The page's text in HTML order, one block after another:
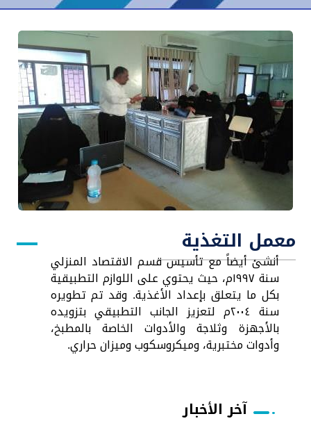
معمل التغذية
أنشئ أيضاً مع تأسيس قسم الاقتصاد المنزلي
سنة ١٩٩٧م، حيث يحتوي على اللوازم التطبيقية
بكل ما يتعلق بإعداد الأغذية. وقد تم تطويره
سنة ٢٠٠٤م لتعزيز الجانب التطبيقي بتزويده
بالأجهزة وثلاجة والأدوات الخاصة بالمطبخ،
وأدوات مختبرية، وميكروسكوب وميزان حراري.
آخر الأخبار